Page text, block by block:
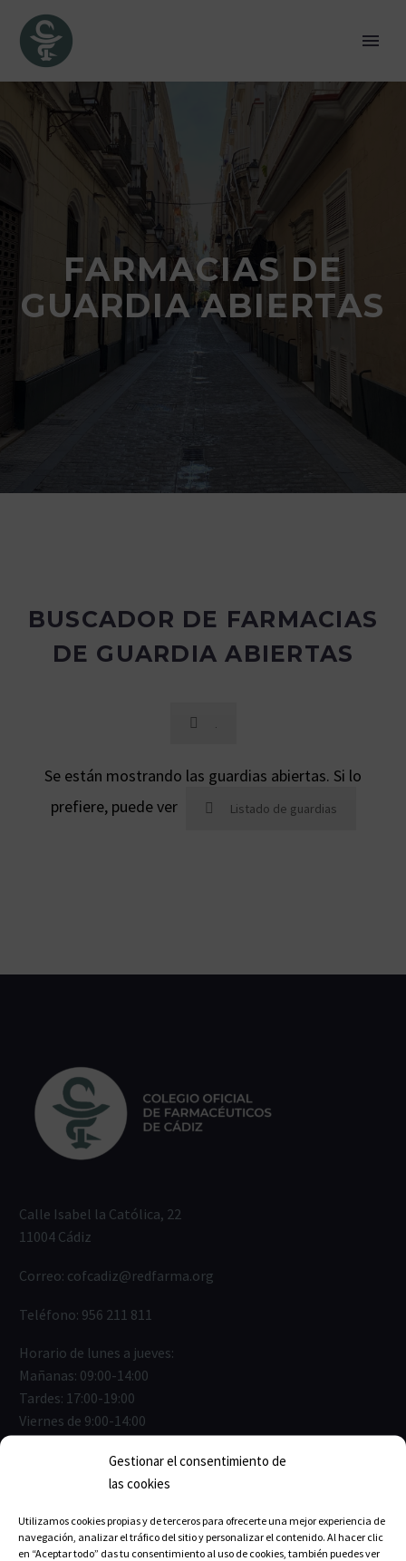
Gestionar el consentimiento de
las cookies
Utilizamos cookies propias y de terceros para ofrecerte una mejor experiencia de
navegación, analizar el tráfico del sitio y personalizar el contenido. Al hacer clic
en “Aceptar todo” das tu consentimiento al uso de cookies, también puedes ver
FARMACIAS DE
GUARDIA ABIERTAS
BUSCADOR DE FARMACIAS
DE GUARDIA ABIERTAS
Se están mostrando las guardias abiertas. Si lo
prefiere, puede ver
Listado de guardias
Calle Isabel la Católica, 22
11004 Cádiz
Correo: cofcadiz@redfarma.org
Teléfono: 956 211 811
Horario de lunes a jueves:
Mañanas: 09:00-14:00
Tardes: 17:00-19:00
Viernes de 9:00-14:00
ENLACES ÚTILES